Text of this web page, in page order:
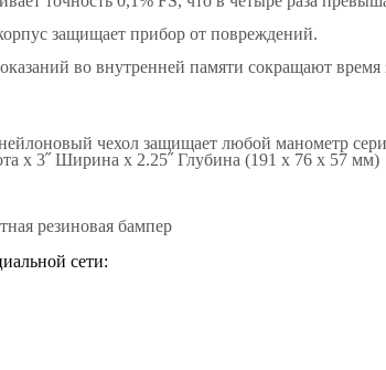
защищает прибор от повреждений.
во внутренней памяти сокращают
чехол защищает любой манометр
x 3˝ Ширина x 2.25˝ Глубина (191 x 76 x 57 мм)
резиновая бампер
сети: